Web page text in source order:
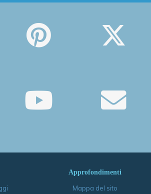
Approfondimenti
Mappa del sito